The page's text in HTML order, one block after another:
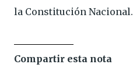
la Constitución Nacional.
Compartir esta nota